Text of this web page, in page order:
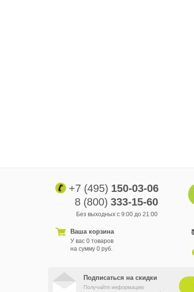
+7 (495) 150-03-06
8 (800) 333-15-60
Без выходных с 9:00 до 21:00
Ваша корзина
У вас 0 товаров
на сумму 0 руб.
Подписаться на скидки
Получайте информацию